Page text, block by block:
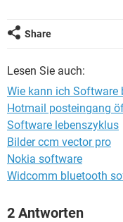
Share
Lesen Sie auch:
Wie kann ich Software
Hotmail posteingang
Software lebenszyklus
Bilder ccm vector pro
Nokia software
Widcomm bluetooth
2 Antworten